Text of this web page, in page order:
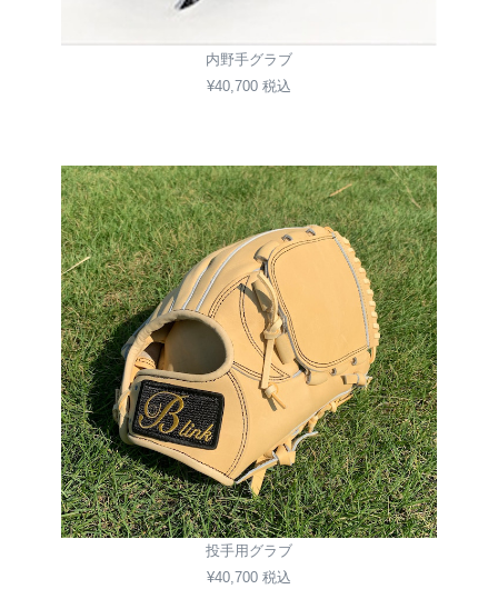
内野手グラブ
¥40,700 税込
投手用グラブ
¥40,700 税込